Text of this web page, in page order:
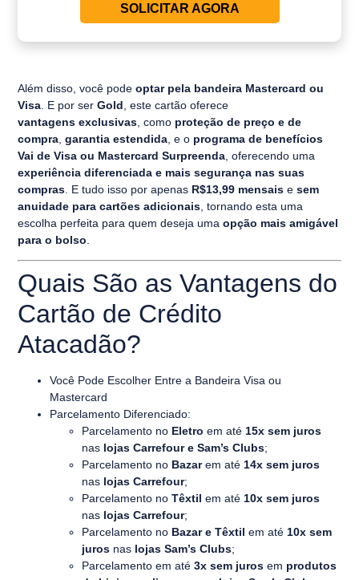
SOLICITAR AGORA
Além disso, você podeoptar pela bandeira Mastercard ou
Visa . E por ser Gold , este cartão oferece
vantagens exclusivas , como proteção de preço e de
compra ,garantia estendida , e o programa de benefícios
Vai de Visa ou Mastercard Surpreenda , oferecendo uma
experiência diferenciada e mais segurança nas suas
compras . E tudo isso por apenas R$13,99 mensaisesem
anuidade para cartões adicionais , tornando esta uma
escolha perfeita para quem deseja umaopção mais amigável
para o bolso
Quais São as Vantagens do
Cartão de Crédito
Atacadão?
Você Pode Escolher Entre a Bandeira Visa ou
Mastercard
Parcelamento Diferenciado:
Parcelamento no Eletro em até 15x sem juros
nas lojas Carrefour e Sam’s Clubs;
Parcelamento no Bazarem até 14x sem juros
nas lojas Carrefour;
Parcelamento noTêxtil em até 10x sem juros
nas lojas Carrefour;
Parcelamento no Bazar e Têxtil em até 10x sem
juros nas lojas Sam’s Clubs;
Parcelamento em até3x sem juros em produtos